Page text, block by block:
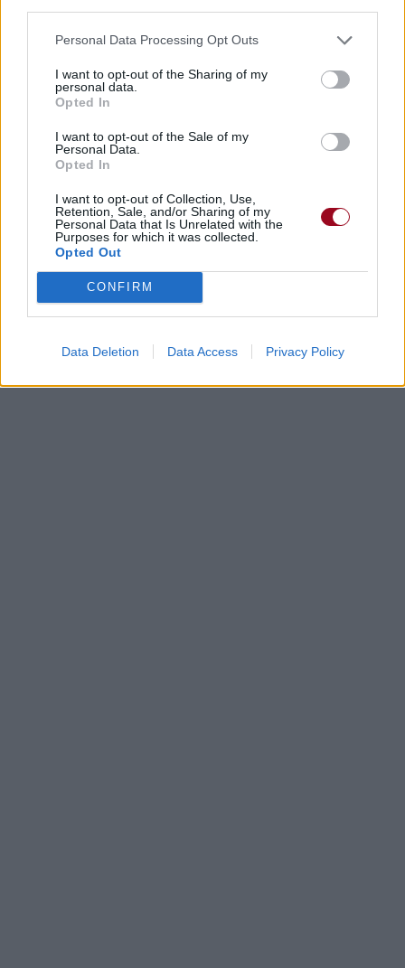
Personal Data Processing Opt Outs
I want to opt-out of the Sharing of my
personal data.
Opted In
I want to opt-out of the Sale of my
Personal Data.
Opted In
I want to opt-out of Collection, Use,
Retention, Sale, and/or Sharing of my
Personal Data that Is Unrelated with the
Purposes for which it was collected.
Opted Out
CONFIRM
Data Deletion Data Access Privacy Policy